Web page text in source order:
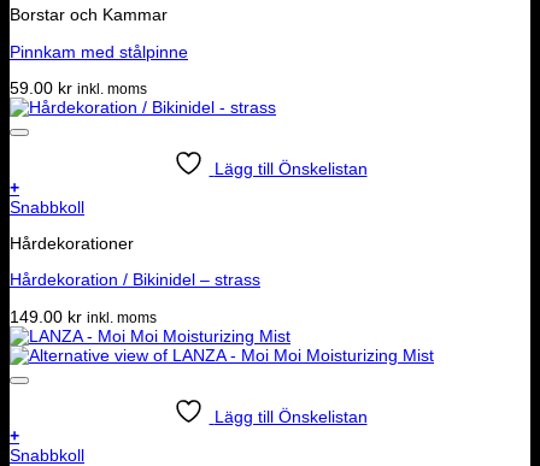
Borstar och Kammar
Pinnkam med stålpinne
59.00 kr inkl. moms
Lägg till Önskelistan
+
Snabbkoll
Hårdekorationer
Hårdekoration / Bikinidel – strass
149.00 kr inkl. moms
Lägg till Önskelistan
+
Snabbkoll